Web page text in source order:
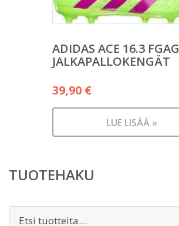
ADIDAS ACE 16.3 FGAG
JALKAPALLOKENGÄT
39,90 €
LUE LISÄÄ »
TUOTEHAKU
Etsi: